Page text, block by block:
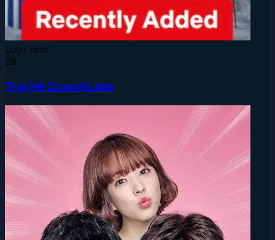
Lượt xem:
28
Trại Hè CrunchLabs